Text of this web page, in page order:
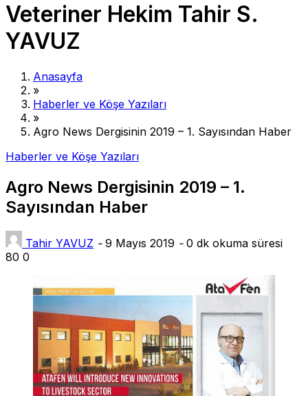
Veteriner Hekim Tahir S.
YAVUZ
Anasayfa
»
Haberler ve Köşe Yazıları
»
Agro News Dergisinin 2019 – 1. Sayısından Haber
Haberler ve Köşe Yazıları
Agro News Dergisinin 2019 – 1.
Sayısından Haber
Tahir YAVUZ - 9 Mayıs 2019 -0 dk okuma süresi
80 0